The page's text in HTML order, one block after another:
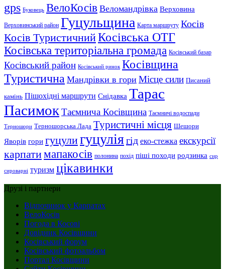
gps Буковець ВелоКосів Веломандрівка Верховина
Верховинський район Гуцульщина Карта маршруту Косів
Косів ТуристичнийКосівська ОТГ
Косівська територіальна громада Косівський базар
Косівський район Косівський ринок Косівщина
Туристична Мандрівки в гори Місце сили Писаний
камінь Пішохідні маршрути Снідавка Тарас
ПасимокТаємнича Косівщина Таємничі водоспади
Терношори Терношорська Лада Туристичні місця Шешори
Яворів гори гуцулигуцуліягід еко-стежка екскурсії
карпатимапакосів полонина похід піші походи родзинка сир
сироварні туризм цікавинки
Друзі і партнери
Відпочинок у Карпатах
ВелоКосів
Погода в Косові
Довідник Косівщини
Косівський форум
Косівський фотоальбом
Портал Косівщини